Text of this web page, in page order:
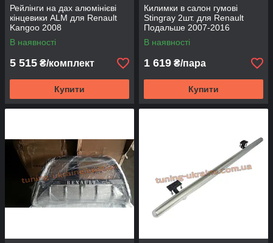
Рейлінги на дах алюмінієві
кінцевики ALM для Renault
Kangoo 2008
В наявності
5 515 ₴/комплект
Купити
Килимки в салон гумові
Stingray 2шт. для Renault
Подальше 2007-2016
В наявності
1 619 ₴/пара
Купити